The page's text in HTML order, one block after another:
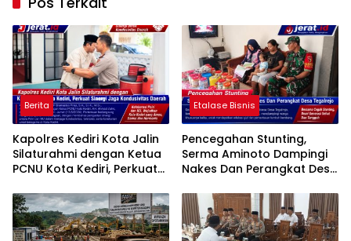
Berita
Kapolres Kediri Kota Jalin
Silaturahmi dengan Ketua
PCNU Kota Kediri, Perkuat
Daerah
Etalase Bisnis
Pencegahan Stunting,
Serma Aminoto Dampingi
Nakes Dan Perangkat Desa